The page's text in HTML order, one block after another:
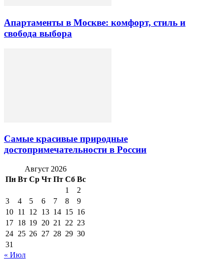
Апартаменты в Москве: комфорт, стиль и
свобода выбора
Самые красивые природные
достопримечательности в России
Август 2026
Пн Вт Ср Чт Пт Сб Вс
1
2
3
4 5 6 7 8
9
10 11 12 13 14 15 16
17 18 19 20 21 22 23
24 25 26 27 28 29 30
31
« Июл